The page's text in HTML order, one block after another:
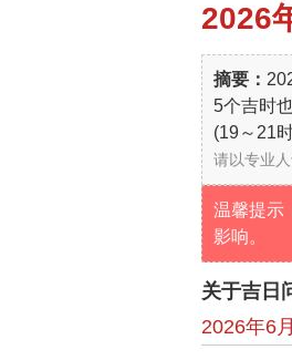
2026
摘要：
5个吉时
(19～21
请以专业人
温馨提示
影响。
关于吉日
2026年6